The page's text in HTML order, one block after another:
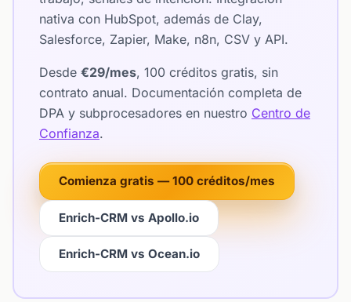
nativa con HubSpot, además de Clay,
Salesforce, Zapier, Make, n8n, CSV y API.
Desde €29/mes, 100 créditos gratis, sin
contrato anual. Documentación completa de
DPA y subprocesadores en nuestro Centro de
Confianza.
Comienza gratis — 100 créditos/mes
Enrich-CRM vs Apollo.io
Enrich-CRM vs Ocean.io